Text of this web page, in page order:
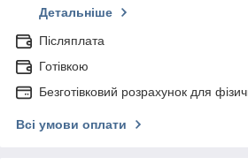
Детальніше
Післяплата
Готівкою
Безготівковий розрахунок для
Всі умови оплати